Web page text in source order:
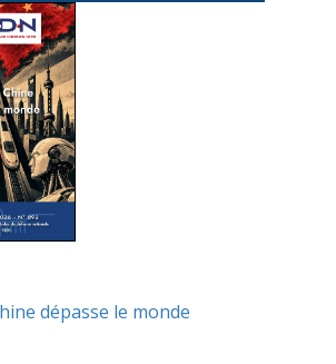
dépasse le monde